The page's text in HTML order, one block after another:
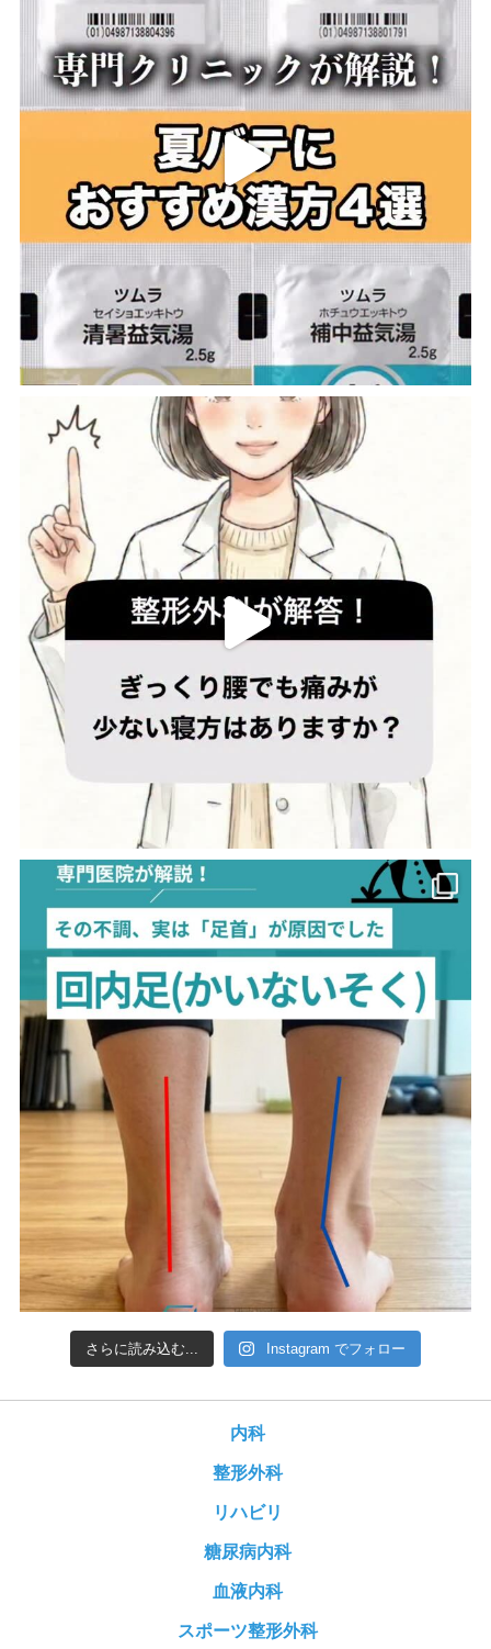
さらに読み込む... Instagram でフォロー
内科
整形外科
リハビリ
糖尿病内科
血液内科
スポーツ整形外科